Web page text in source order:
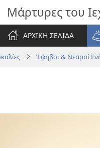
Μάρτυρες του
ΑΡΧΙΚΗ ΣΕΛΙΔΑ
Έφηβοι & Νεαροί